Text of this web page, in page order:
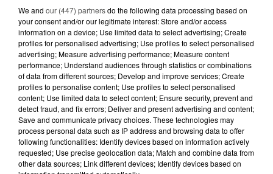
RETROUVEZ TOUTE L'ACTU DE LA RÉGION ET
RECEVEZ LES ALERTES INFOS DE LA RÉDACTION
EN TÉLÉCHARGEANT L'APPLICATION MOBILE
RCA
LA RÉDACTION
RCA
Voir toute l'équipe RCA
DIMITRI COUTAND
We and our (447) partnersdo the following data processing based on
your consent and/or our legitimate interest: Store and/or access
information on a device; Use limited data to select advertising; Create
profiles for personalised advertising; Use profiles to select personalised
advertising; Measure advertising performance; Measure content
performance; Understand audiences through statistics or combinations
of data from different sources; Develop and improve services; Create
profiles to personalise content; Use profiles to select personalised
content; Use limited data to select content; Ensure security, prevent and
detect fraud, and fix errors; Deliver and present advertising and content;
Save and communicate privacy choices. These technologies may
process personal data such as IP address and browsing data to offer
following functionalities: Identify devices based on information actively
requested; Use precise geolocation data; Match and combine data from
other data sources; Link different devices; Identify devices based on